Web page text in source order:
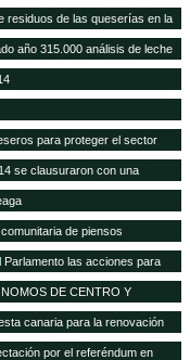
residuos de las queserías en la
año 315.000 análisis de leche
para proteger el sector
se clausuraron con una
sobre el POSEI
de piensos
Parlamento las acciones para
DE CENTRO Y
Bioseguridad y gestión de
canaria para la renovación
por el referéndum en